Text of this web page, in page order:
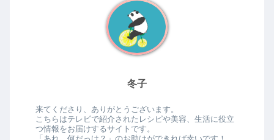
冬子
来てくださり、ありがとうございます。
こちらはテレビで紹介されたレシピや美容、生活に役立
つ情報をお届けするサイトです。